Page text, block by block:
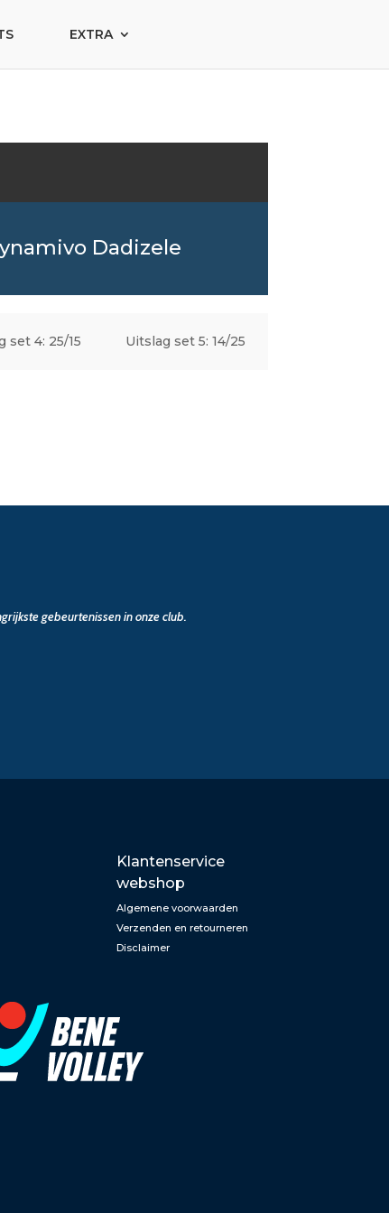
EXTRA
Dadizele
set 4: 25/15 Uitslag set 5: 14/25
gebeurtenissen in onze club.
Klantenservice
webshop
Algemene voorwaarden
Verzenden en retourneren
Disclaimer